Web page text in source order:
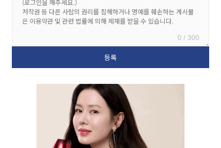
0 / 300